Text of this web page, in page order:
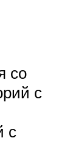
со
с
с